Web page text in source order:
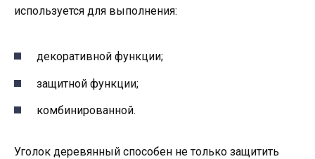
используется для выполнения:
декоративной функции;
защитной функции;
комбинированной.
Уголок деревянный способен не только защитить